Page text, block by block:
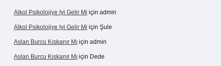
Alkol Psikolojiye Iyi Gelir Mi için admin
Alkol Psikolojiye Iyi Gelir Mi için Şule
Aslan Burcu Kıskanır Mı için admin
Aslan Burcu Kıskanır Mı için Dede